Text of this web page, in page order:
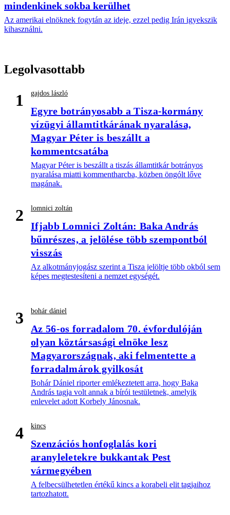
mindenkinek sokba kerülhet
Az amerikai elnöknek fogytán az ideje, ezzel pedig Irán igyekszik
kihasználni.
Legolvasottabb
1 gajdos lászló
Egyre botrányosabb a Tisza-kormány
vízügyi államtitkárának nyaralása,
Magyar Péter is beszállt a
kommentcsatába
Magyar Péter is beszállt a tiszás államtitkár botrányos
nyaralása miatti kommentharcba, közben öngólt lőve
magának.
2 lomnici zoltán
Ifjabb Lomnici Zoltán: Baka András
bűnrészes, a jelölése több szempontból
visszás
Az alkotmányjogász szerint a Tisza jelöltje több okból sem
képes megtestesíteni a nemzet egységét.
3 bohár dániel
Az 56-os forradalom 70. évfordulóján
olyan köztársasági elnöke lesz
Magyarországnak, aki felmentette a
forradalmárok gyilkosát
Bohár Dániel riporter emlékeztetett arra, hogy Baka
András tagja volt annak a bírói testületnek, amelyik
enlevelet adott Korbely Jánosnak.
4 kincs
Szenzációs honfoglalás kori
aranyleletekre bukkantak Pest
vármegyében
A felbecsülhetetlen értékű kincs a korabeli elit tagjaihoz
tartozhatott.